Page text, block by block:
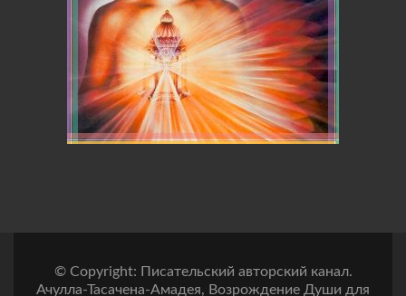
© Copyright: Писательский авторский канал.
Ачулла-Тасачена-Амадея, Возрождение Души для